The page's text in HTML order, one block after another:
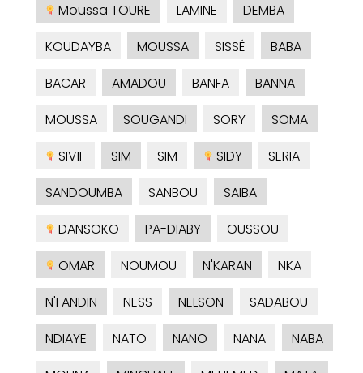
Moussa TOURE
LAMINE
DEMBA
KOUDAYBA
MOUSSA SISSÉ
BABA
BACAR
AMADOU BANFA
BANNA
MOUSSA
SOUGANDI SORY
SOMA
SIVIF
SIM SIM SIDY
SERIA
SANDOUMBA
SANBOU
SAIBA
DANSOKO
PA-DIABY
OUSSOU
OMAR
NOUMOU N'KARAN
NKA
N'FANDIN
NESS NELSON
SADABOU
NDIAYE
NATÖ NANO NANA
NABA